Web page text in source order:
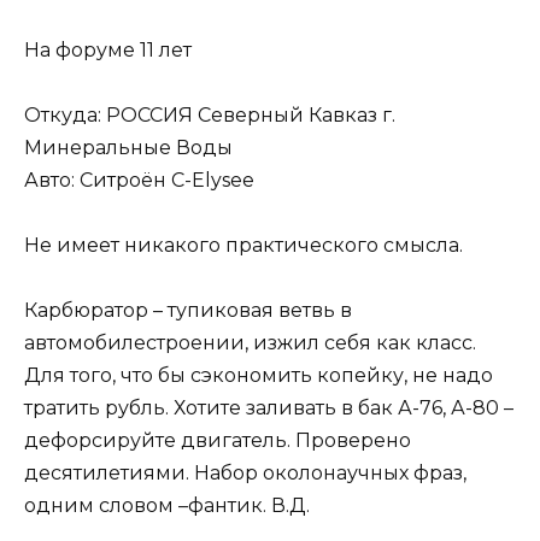
На форуме 11 лет
Откуда: РОССИЯ Северный Кавказ г.
Минеральные Воды
Авто: Ситроён C-Elysee
Не имеет никакого практического смысла.
Карбюратор – тупиковая ветвь в
автомобилестроении, изжил себя как класс.
Для того, что бы сэкономить копейку, не надо
тратить рубль. Хотите заливать в бак А-76, А-80 –
дефорсируйте двигатель. Проверено
десятилетиями. Набор околонаучных фраз,
одним словом –фантик. В.Д.